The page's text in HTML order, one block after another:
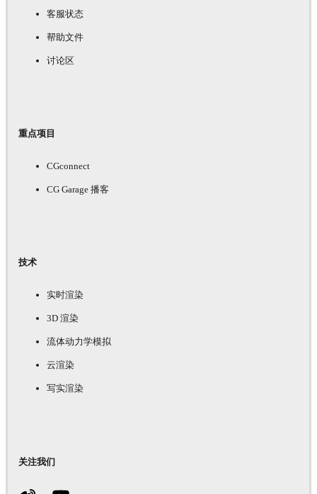
客服状态
帮助文件
讨论区
重点项目
CGconnect
CG Garage 播客
技术
实时渲染
3D 渲染
流体动力学模拟
云渲染
写实渲染
关注我们